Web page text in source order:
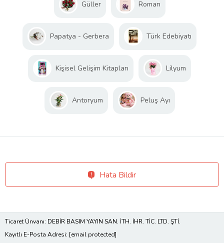
Güller Roman
Papatya - Gerbera Türk Edebiyatı
Kişisel Gelişim Kitapları Lilyum
Antoryum Peluş Ayı
Hata Bildir
Ticaret Ünvanı: DEBİR BASIM YAYIN SAN. İTH. İHR. TİC. LTD. ŞTİ.
Kayıtlı E-Posta Adresi: [email protected]